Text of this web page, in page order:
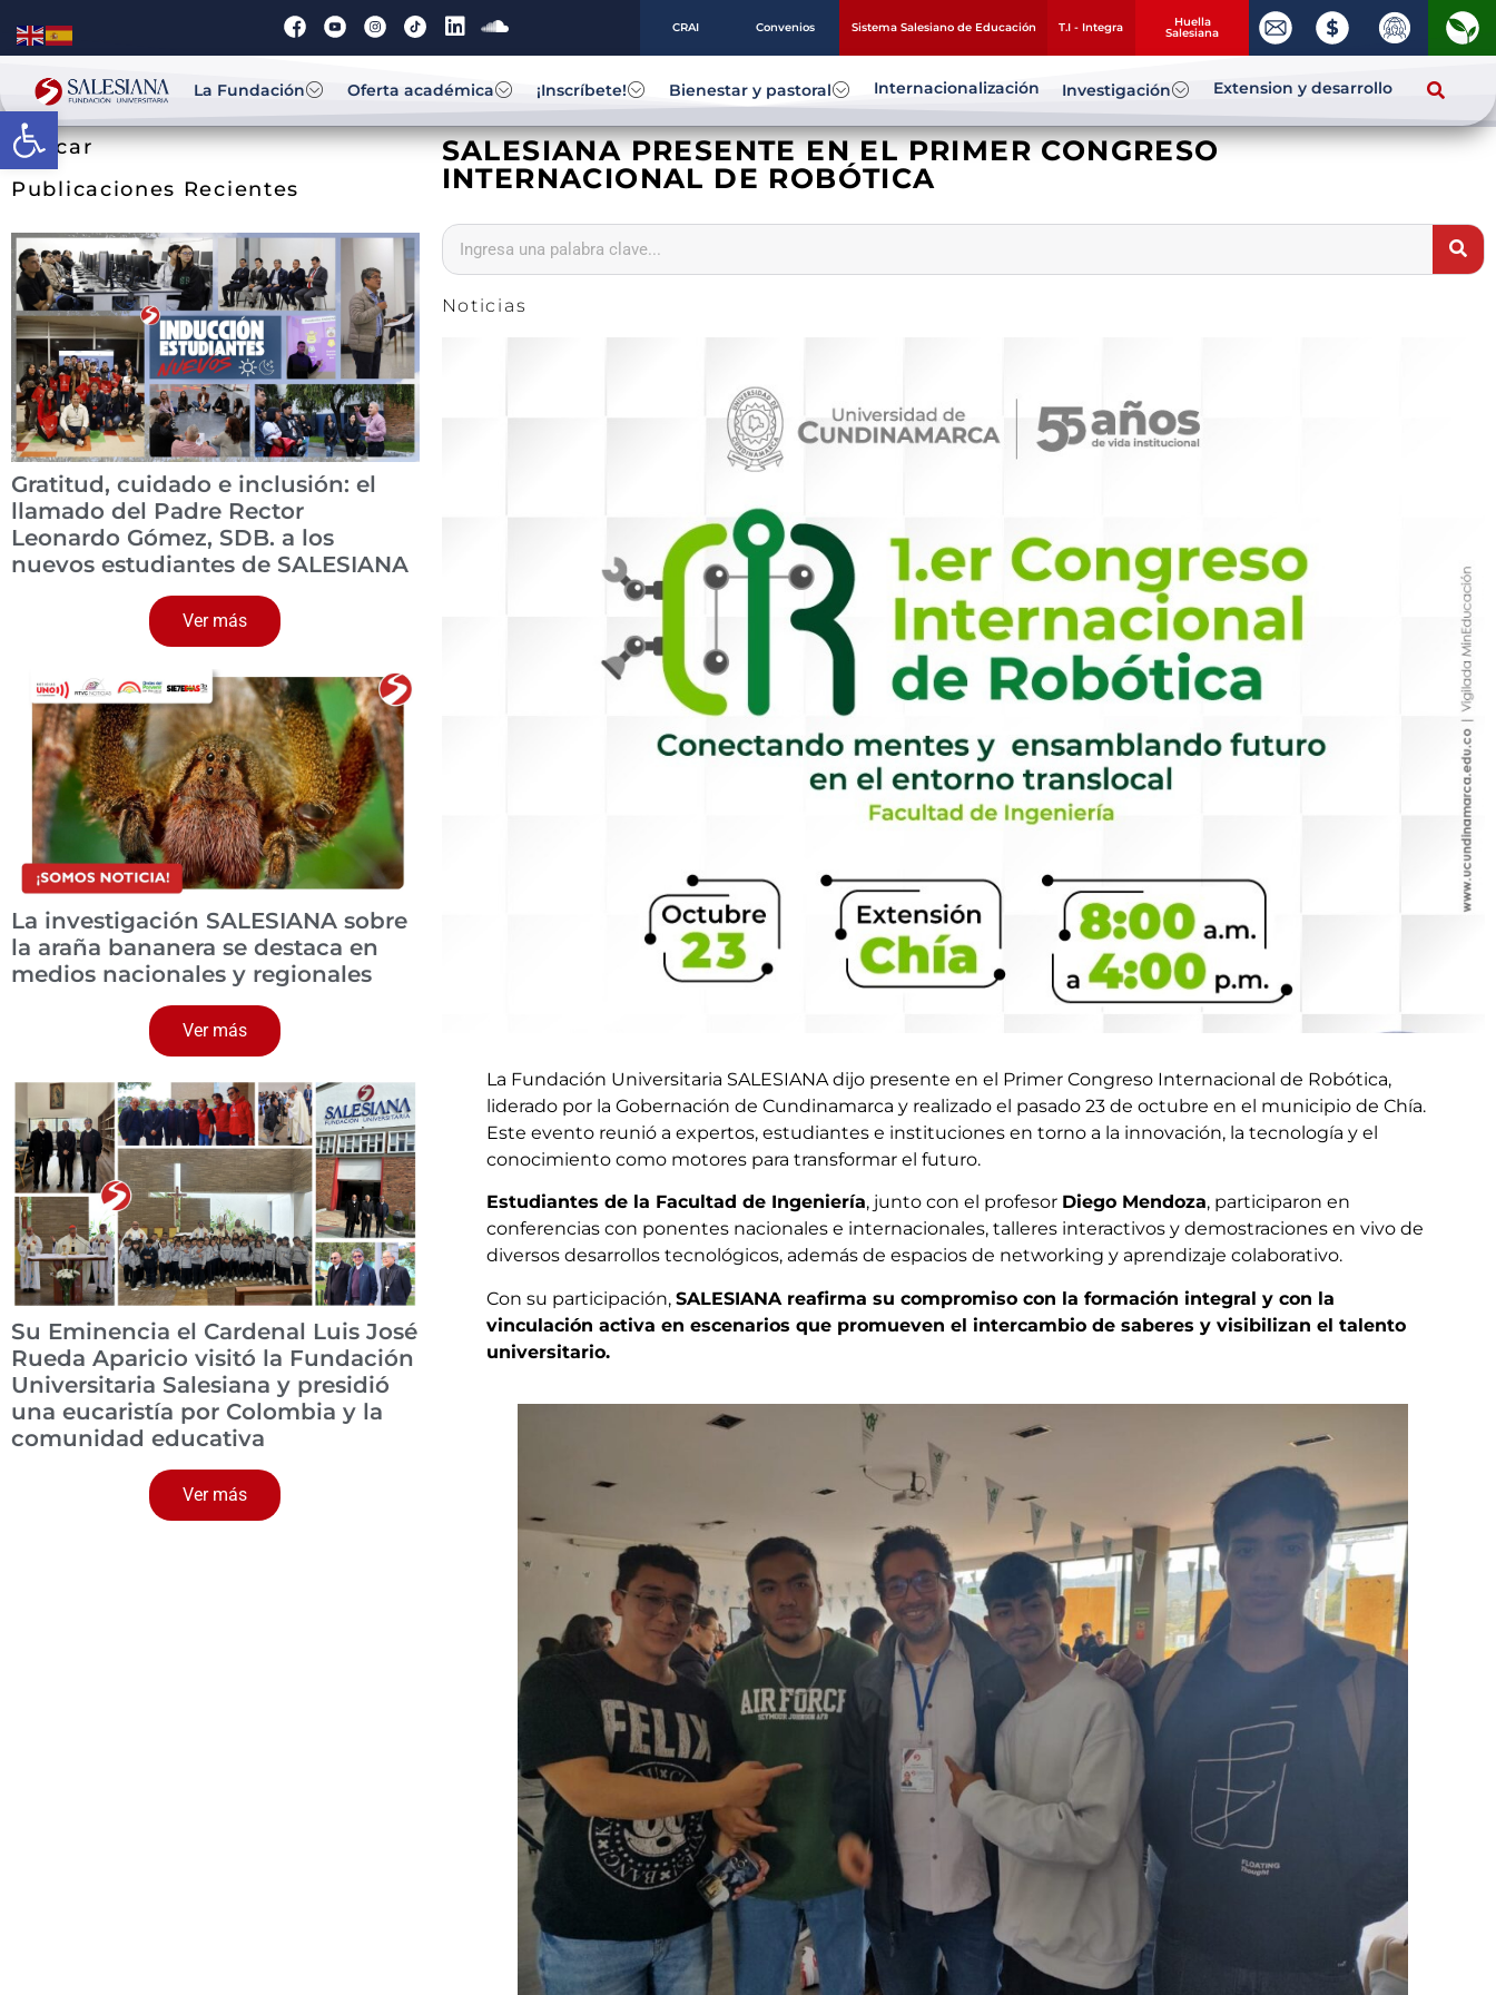
Abrir barra de herramientas
CRAI Convenios Sistema Salesiano de Educación T.I - Integra Huella
Salesiana
La Fundación Oferta académica ¡Inscríbete! Bienestar y pastoral Internacionalización Investigación Extension y desarrollo
Buscar
Publicaciones Recientes
Gratitud, cuidado e inclusión: el
llamado del Padre Rector
Leonardo Gómez, SDB. a los
nuevos estudiantes de SALESIANA
Ver más
La investigación SALESIANA sobre
la araña bananera se destaca en
medios nacionales y regionales
Ver más
Su Eminencia el Cardenal Luis José
Rueda Aparicio visitó la Fundación
Universitaria Salesiana y presidió
una eucaristía por Colombia y la
comunidad educativa
Ver más
SALESIANA PRESENTE EN EL PRIMER CONGRESO
INTERNACIONAL DE ROBÓTICA
Noticias
La Fundación Universitaria SALESIANA dijo presente en el Primer Congreso Internacional de Robótica,
liderado por la Gobernación de Cundinamarca y realizado el pasado 23 de octubre en el municipio de Chía.
Este evento reunió a expertos, estudiantes e instituciones en torno a la innovación, la tecnología y el
conocimiento como motores para transformar el futuro.
Estudiantes de la Facultad de Ingeniería, junto con el profesor Diego Mendoza, participaron en
conferencias con ponentes nacionales e internacionales, talleres interactivos y demostraciones en vivo de
diversos desarrollos tecnológicos, además de espacios de networking y aprendizaje colaborativo.
Con su participación, SALESIANA reafirma su compromiso con la formación integral y con la
vinculación activa en escenarios que promueven el intercambio de saberes y visibilizan el talento
universitario.